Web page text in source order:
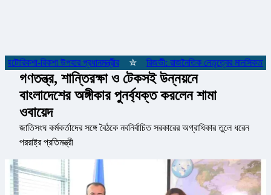
রিকশা উপহার প্রধানমন্ত্রীর ✮ রিজভী: রাজনৈতিক নেতৃত্বের মানসিকতা
গণতন্ত্র, শান্তিরক্ষা ও টেকসই উন্নয়নে
বাংলাদেশের অঙ্গীকার পুনর্ব্যক্ত করলেন শামা
ওবায়েদ
জাতিসংঘ কর্মকর্তাদের সঙ্গে বৈঠকে নবনির্বাচিত সরকারের অগ্রাধিকার তুলে ধরেন
পররাষ্ট্র প্রতিমন্ত্রী